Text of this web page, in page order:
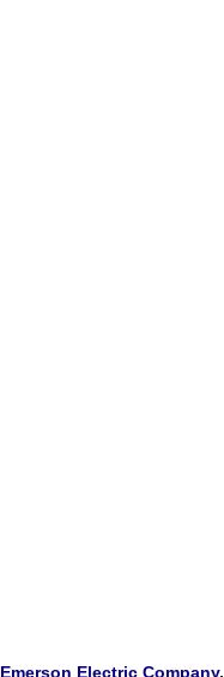
Emerson Electric Company.